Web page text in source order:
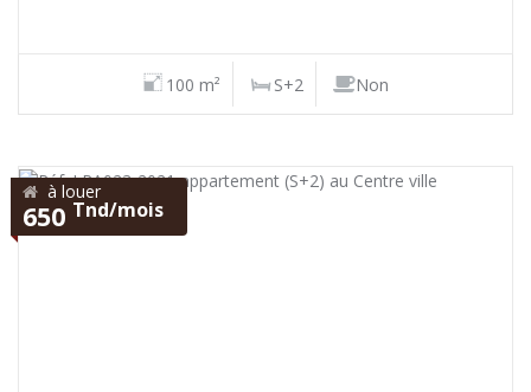
100 m² S+2 Non
à louer
650 Tnd/mois